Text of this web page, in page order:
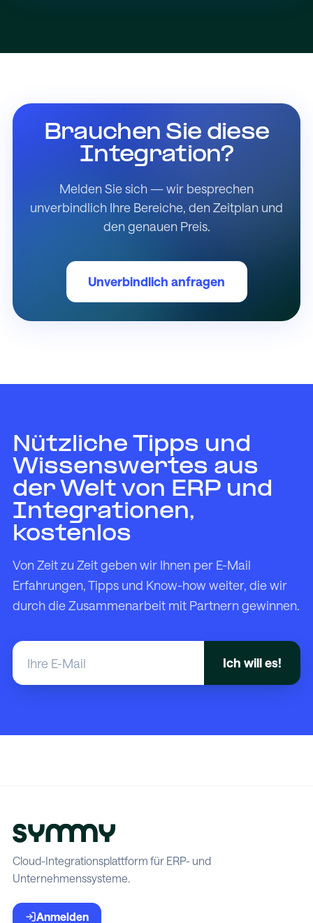
Brauchen Sie diese
Integration?
Melden Sie sich — wir besprechen
unverbindlich Ihre Bereiche, den Zeitplan und
den genauen Preis.
Unverbindlich anfragen
Nützliche Tipps und
Wissenswertes aus
der Welt von ERP und
Integrationen,
kostenlos
Von Zeit zu Zeit geben wir Ihnen per E-Mail
Erfahrungen, Tipps und Know-how weiter, die wir
durch die Zusammenarbeit mit Partnern gewinnen.
Cloud-Integrationsplattform für ERP- und
Unternehmenssysteme.
Anmelden